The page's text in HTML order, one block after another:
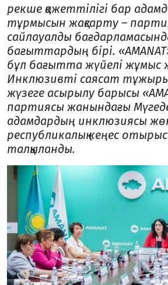
рекше қажеттілігі бар
тұрмысын жақсарту –
сайлауалды
бағыттардың бірі.
бұл бағытта жүйелі жұмыс
Инклюзивті саясат
жүзеге асырылу барысы
партиясы жанындағы
адамдардың инклюзиясы
республикалық кеңес
талқыланды.